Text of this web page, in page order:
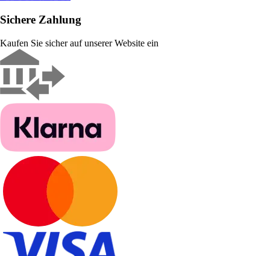
Sichere Zahlung
Kaufen Sie sicher auf unserer Website ein